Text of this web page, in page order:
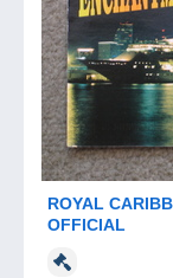
ROYAL
OFFICIAL